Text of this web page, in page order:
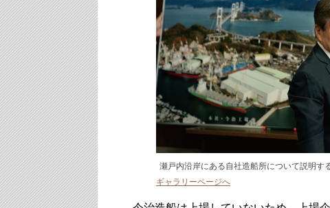
瀬戸内沿岸にある自社造船所について説明す
ギャラリーページへ